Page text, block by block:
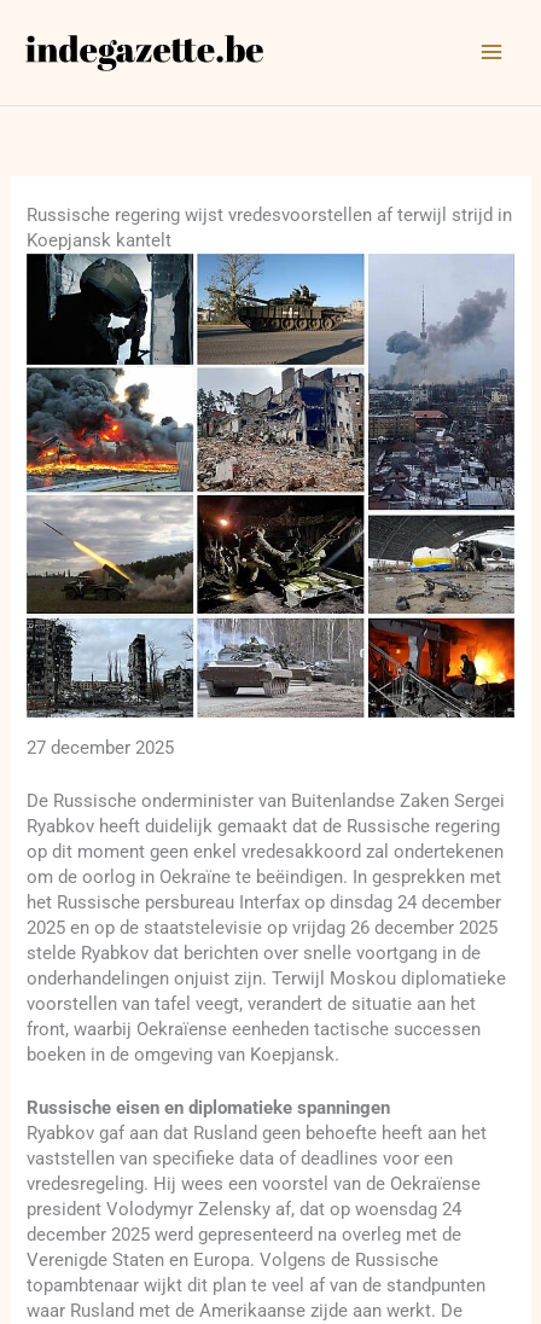
naar
Russische regering wijst vredesvoorstellen af terwijl strijd in
Koepjansk kantelt
27 december 2025
De Russische onderminister van Buitenlandse Zaken Sergei
Ryabkov heeft duidelijk gemaakt dat de Russische regering
op dit moment geen enkel vredesakkoord zal ondertekenen
om de oorlog in Oekraïne te beëindigen. In gesprekken met
het Russische persbureau Interfax op dinsdag 24 december
2025 en op de staatstelevisie op vrijdag 26 december 2025
stelde Ryabkov dat berichten over snelle voortgang in de
onderhandelingen onjuist zijn. Terwijl Moskou diplomatieke
voorstellen van tafel veegt, verandert de situatie aan het
front, waarbij Oekraïense eenheden tactische successen
boeken in de omgeving van Koepjansk.
Russische eisen en diplomatieke spanningen
Ryabkov gaf aan dat Rusland geen behoefte heeft aan het
vaststellen van specifieke data of deadlines voor een
vredesregeling. Hij wees een voorstel van de Oekraïense
president Volodymyr Zelensky af, dat op woensdag 24
december 2025 werd gepresenteerd na overleg met de
Verenigde Staten en Europa. Volgens de Russische
topambtenaar wijkt dit plan te veel af van de standpunten
waar Rusland met de Amerikaanse zijde aan werkt. De